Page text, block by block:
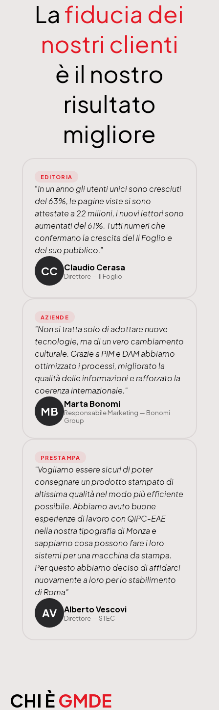
La fiducia dei
nostri clienti
è il nostro
risultato
migliore
EDITORIA
“In un anno gli utenti unici sono cresciuti
del 63%, le pagine viste si sono
attestate a 22 milioni, i nuovi lettori sono
aumentati del 61%. Tutti numeri che
confermano la crescita del Il Foglio e
del suo pubblico.”
CC Claudio Cerasa
Direttore — Il Foglio
AZIENDE
"Non si tratta solo di adottare nuove
tecnologie, ma di un vero cambiamento
culturale. Grazie a PIM e DAM abbiamo
ottimizzato i processi, migliorato la
qualità delle informazioni e rafforzato la
coerenza internazionale."
MB
Marta Bonomi
Responsabile Marketing — Bonomi
Group
PRESTAMPA
"Vogliamo essere sicuri di poter
consegnare un prodotto stampato di
altissima qualità nel modo più efficiente
possibile. Abbiamo avuto buone
esperienze di lavoro con QIPC-EAE
nella nostra tipografia di Monza e
sappiamo cosa possono fare i loro
sistemi per una macchina da stampa.
Per questo abbiamo deciso di affidarci
nuovamente a loro per lo stabilimento
di Roma"
AV Alberto Vescovi
Direttore — STEC
CHI È GMDE